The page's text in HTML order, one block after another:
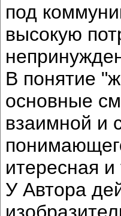
под
высокую
В понятие
основные
взаимной и
итересная и
У Автора